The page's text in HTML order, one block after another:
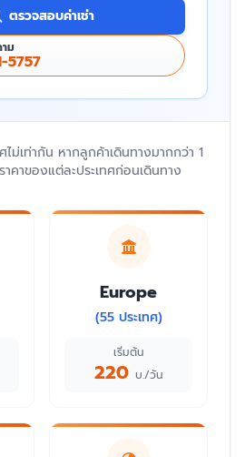
ตรวจสอบค่าเช่า
ม
5757
ไม่เท่ากัน หากลูกค้าเดินทางมากกว่า 1
คาของแต่ละประเทศก่อนเดินทาง
Europe
(55 ประเทศ)
เริ่มต้น
220 บ./วัน